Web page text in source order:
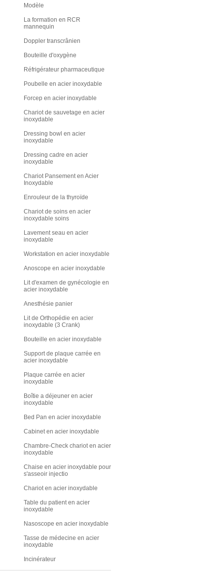
Modèle
La formation en RCR
mannequin
Doppler transcrânien
Bouteille d'oxygène
Réfrigérateur pharmaceutique
Poubelle en acier inoxydable
Forcep en acier inoxydable
Chariot de sauvetage en acier
inoxydable
Dressing bowl en acier
inoxydable
Dressing cadre en acier
inoxydable
Chariot Pansement en Acier
Inoxydable
Enrouleur de la thyroïde
Chariot de soins en acier
inoxydable soins
Lavement seau en acier
inoxydable
Workstation en acier inoxydable
Anoscope en acier inoxydable
Lit d'examen de gynécologie en
acier inoxydable
Anesthésie panier
Lit de Orthopédie en acier
inoxydable (3 Crank)
Bouteille en acier inoxydable
Support de plaque carrée en
acier inoxydable
Plaque carrée en acier
inoxydable
Boîtie a déjeuner en acier
inoxydable
Bed Pan en acier inoxydable
Cabinet en acier inoxydable
Chambre-Check chariot en acier
inoxydable
Chaise en acier inoxydable pour
s'asseoir injectio
Chariot en acier inoxydable
Table du patient en acier
inoxydable
Nasoscope en acier inoxydable
Tasse de médecine en acier
inoxydable
Incinérateur